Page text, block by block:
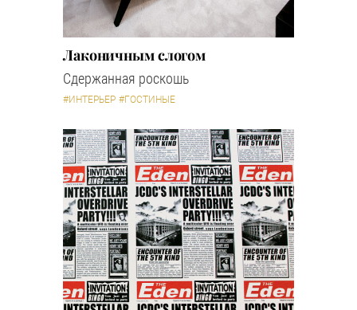
Лаконичным слогом
Сдержанная роскошь
#ИНТЕРЬЕР #ГОСТИНЫЕ